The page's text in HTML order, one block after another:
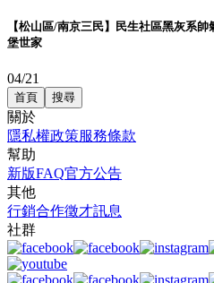
【松山區/南京三民】民生社區黑灰系
堡世家
04/21
首頁 搜尋
關於
隱私權政策服務條款
幫助
新版FAQ官方公告
其他
行銷合作徵才訊息
社群